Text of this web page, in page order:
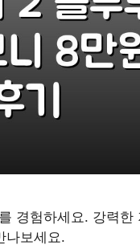
경험하세요. 강력한
나보세요.